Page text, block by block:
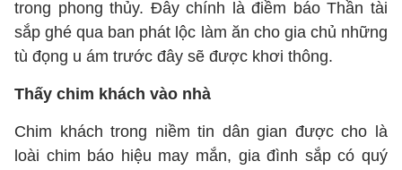
trong phong thủy. Đây chính là điềm báo Thần tài
sắp ghé qua ban phát lộc làm ăn cho gia chủ những
tù đọng u ám trước đây sẽ được khơi thông.
Thấy chim khách vào nhà
Chim khách trong niềm tin dân gian được cho là
loài chim báo hiệu may mắn, gia đình sắp có quý